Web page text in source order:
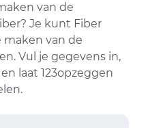
van de
Je kunt Fiber
van de
Vul je gegevens in,
laat 123opzeggen